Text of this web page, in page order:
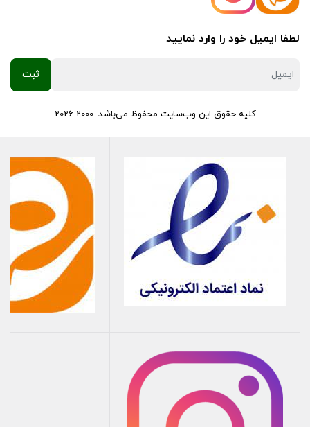
لطفا ایمیل خود را وارد نمایید
کلیه حقوق این وب‌سایت محفوظ می‌باشد. 2000-2026